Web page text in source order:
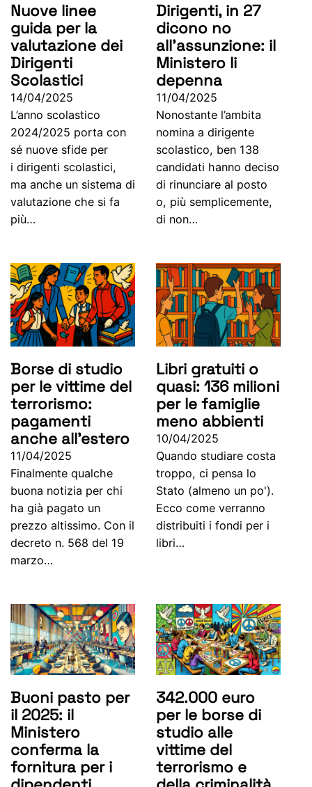
Nuove linee
guida per la
valutazione dei
Dirigenti
Scolastici
14/04/2025
L’anno scolastico
2024/2025 porta con
sé nuove sfide per
i dirigenti scolastici,
ma anche un sistema di
valutazione che si fa
più…
Dirigenti, in 27
dicono no
all’assunzione: il
Ministero li
depenna
11/04/2025
Nonostante l’ambita
nomina a dirigente
scolastico, ben 138
candidati hanno deciso
di rinunciare al posto
o, più semplicemente,
di non…
Borse di studio
per le vittime del
terrorismo:
pagamenti
anche all’estero
11/04/2025
Finalmente qualche
buona notizia per chi
ha già pagato un
prezzo altissimo. Con il
decreto n. 568 del 19
marzo…
Libri gratuiti o
quasi: 136 milioni
per le famiglie
meno abbienti
10/04/2025
Quando studiare costa
troppo, ci pensa lo
Stato (almeno un po').
Ecco come verranno
distribuiti i fondi per i
libri…
Buoni pasto per
il 2025: il
Ministero
conferma la
fornitura per i
342.000 euro
per le borse di
studio alle
vittime del
terrorismo e